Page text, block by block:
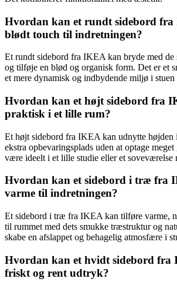
Hvordan kan et rundt sidebord
blødt touch til indretningen?
Et rundt sidebord fra IKEA kan bryde med de
og tilføje en blød og organisk form. Det er et
et mere dynamisk og indbydende miljø i
Hvordan kan et højt sidebord fra
praktisk i et lille rum?
Et højt sidebord fra IKEA kan udnytte højden
ekstra opbevaringsplads uden at optage
være ideelt i et lille studie eller et soveværelse
Hvordan kan et sidebord i træ fra
varme til indretningen?
Et sidebord i træ fra IKEA kan tilføre varme,
til rummet med dets smukke træstruktur og
skabe en afslappet og behagelig atmosfære i
Hvordan kan et hvidt sidebord fra
friskt og rent udtryk?